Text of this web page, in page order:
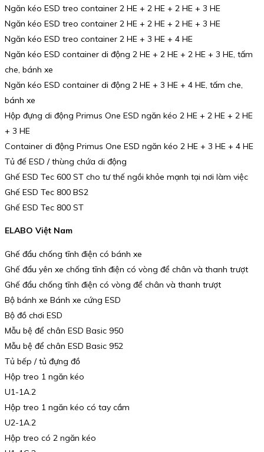
Ngăn kéo ESD treo container 2 HE + 2 HE + 2 HE + 3 HE
Ngăn kéo ESD treo container 2 HE + 2 HE + 2 HE + 3 HE
Ngăn kéo ESD treo container 2 HE + 3 HE + 4 HE
Ngăn kéo ESD container di động 2 HE + 2 HE + 2 HE + 3 HE, tấm
che, bánh xe
Ngăn kéo ESD container di động 2 HE + 3 HE + 4 HE, tấm che,
bánh xe
Hộp đựng di động Primus One ESD ngăn kéo 2 HE + 2 HE + 2 HE
+ 3 HE
Container di động Primus One ESD ngăn kéo 2 HE + 3 HE + 4 HE
Tủ đế ESD / thùng chứa di động
Ghế ESD Tec 600 ST cho tư thế ngồi khỏe mạnh tại nơi làm việc
Ghế ESD Tec 800 BS2
Ghế ESD Tec 800 ST
ELABO Việt Nam
Ghế đẩu chống tĩnh điện có bánh xe
Ghế đẩu yên xe chống tĩnh điện có vòng để chân và thanh trượt
Ghế đẩu chống tĩnh điện có vòng để chân và thanh trượt
Bộ bánh xe Bánh xe cứng ESD
Bộ đồ chơi ESD
Mẫu bệ để chân ESD Basic 950
Mẫu bệ để chân ESD Basic 952
Tủ bếp / tủ đựng đồ
Hộp treo 1 ngăn kéo
U1-1A.2
Hộp treo 1 ngăn kéo có tay cầm
U2-1A.2
Hộp treo có 2 ngăn kéo